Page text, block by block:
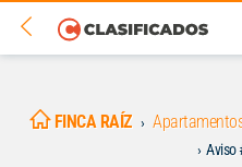
FINCA RAÍZ
Aviso